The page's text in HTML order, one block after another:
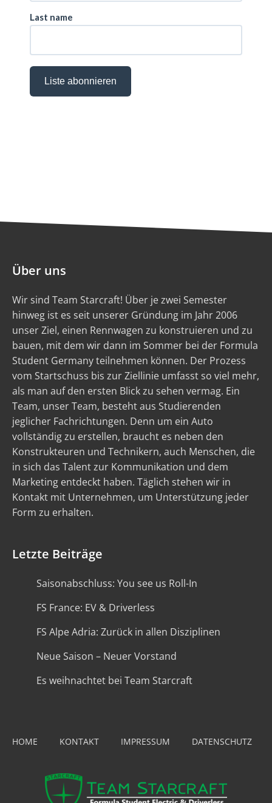
Über uns
Wir sind Team Starcraft! Über je zwei Semester
hinweg ist es seit unserer Gründung im Jahr 2006
unser Ziel, einen Rennwagen zu konstruieren und zu
bauen, mit dem wir dann im Sommer bei der Formula
Student Germany teilnehmen können. Der Prozess
vom Startschuss bis zur Ziellinie umfasst so viel mehr,
als man auf den ersten Blick zu sehen vermag. Ein
Team, unser Team, besteht aus Studierenden
jeglicher Fachrichtungen. Denn um ein Auto
vollständig zu erstellen, braucht es neben den
Konstrukteuren und Technikern, auch Menschen, die
in sich das Talent zur Kommunikation und dem
Marketing entdeckt haben. Täglich stehen wir in
Kontakt mit Unternehmen, um Unterstützung jeder
Form zu erhalten.
Letzte Beiträge
Saisonabschluss: You see us Roll-In
FS France: EV & Driverless
FS Alpe Adria: Zurück in allen Disziplinen
Neue Saison – Neuer Vorstand
Es weihnachtet bei Team Starcraft
HOME KONTAKT IMPRESSUM DATENSCHUTZ